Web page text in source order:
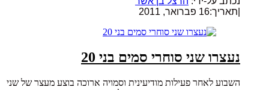
תאריך:16 פברואר, 2011
נעצרו שני סוחרי סמים בני 20
השבוע לאחר פעילות מודיעינית וסמויה ארוכה בוצע מעצר של שני